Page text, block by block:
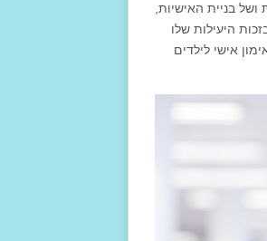
בניית האישיות,
היעילות שלו
אישי לילדים